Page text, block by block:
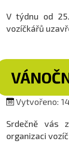
V týdnu od
vozíčkářů
Vytvořeno:
Srdečně vás
organizaci